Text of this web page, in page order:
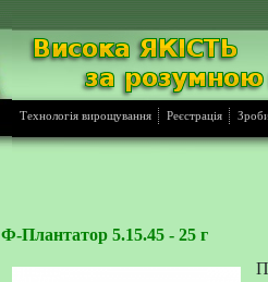
Технологія вирощування Реєстрація
Ф-Плантатор 5.15.45 - 25 г